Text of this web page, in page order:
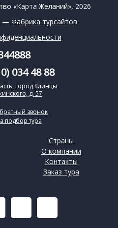
«Карта Желаний», 2026
— Фабрика турсайтов
Страны
О компании
Контакты
Заказ тура
034 48 88
город Клинцы
д. 57
звонок
подбор тура